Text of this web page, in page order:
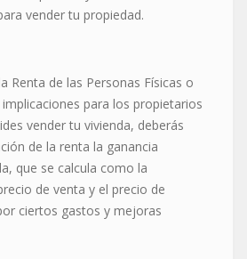
vender tu propiedad.
Renta de las Personas Físicas o
para los propietarios
vender tu vivienda, deberás
de la renta la ganancia
que se calcula como la
de venta y el precio de
ciertos gastos y mejoras